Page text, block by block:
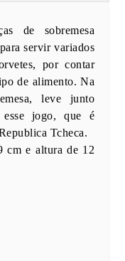
de sobremesa
servir variados
por contar
de alimento. Na
leve junto
jogo, que é
Tcheca.
cm e altura de 12